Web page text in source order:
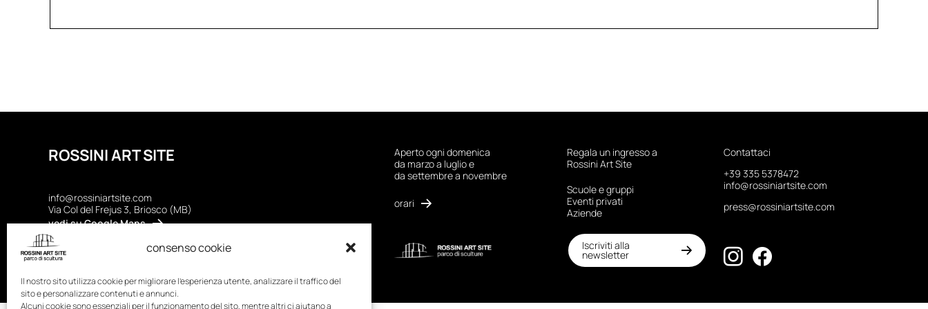
consenso cookie
Il nostro sito utilizza cookie per migliorare l'esperienza utente, analizzare il traffico del
sito e personalizzare contenuti e annunci.
Alcuni cookie sono essenziali per il funzionamento del sito, mentre altri ci aiutano a
ROSSINI ART SITE
info@rossiniartsite.com
Via Col del Frejus 3, Briosco (MB)
vedi su Google Maps
Regolamento
Privacy Policy|Cookie Policy
Aperto ogni domenica
da marzo a luglio e
da settembre a novembre
orari
Regala un ingresso a
Rossini Art Site
Scuole e gruppi
Eventi privati
Aziende
Iscriviti alla
newsletter
Contattaci
+39 335 5378472
info@rossiniartsite.com
press@rossiniartsite.com